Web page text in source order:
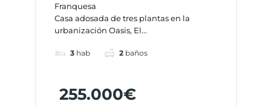
garaje en Oasis, El
Vendrell
Franquesa
Casa adosada de tres plantas en la
urbanización Oasis, El...
3 hab 2 baños
255.000€